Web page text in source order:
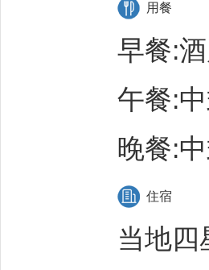
用餐
早餐:
午餐:
晚餐:
住宿
当地四